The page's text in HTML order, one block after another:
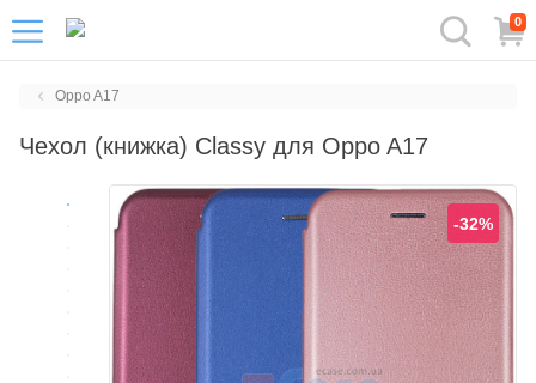
0
Oppo A17
Чехол (книжка) Classy для Oppo A17
-32%